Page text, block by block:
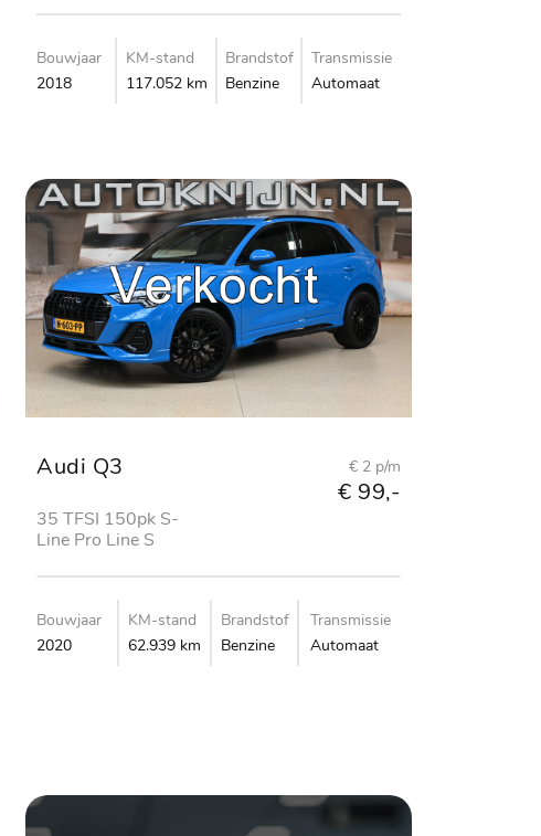
Bouwjaar
2018
KM-stand
117.052 km
Brandstof
Benzine
Transmissie
Automaat
Audi Q3
35 TFSI 150pk S-
Line Pro Line S
€ 2 p/m
€ 99,-
Bouwjaar
2020
KM-stand
62.939 km
Brandstof
Benzine
Transmissie
Automaat